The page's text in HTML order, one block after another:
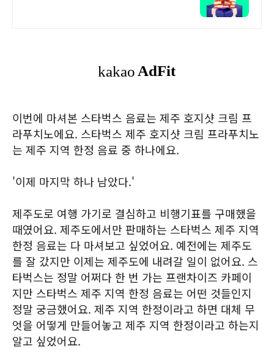
이번에 마셔본 스타벅스 음료는 제주 호지샷 크림 프
라푸치노에요. 스타벅스 제주 호지샷 크림 프라푸치노
는 제주 지역 한정 음료 중 하나에요.
'이제 마지막 하나 남았다.'
제주도로 여행 가기로 결심하고 비행기표를 구매했을
때였어요. 제주도에서만 판매하는 스타벅스 제주 지역
한정 음료는 다 마셔보고 싶었어요. 예전에는 제주도
를 잘 갔지만 이제는 제주도에 내려갈 일이 없어요. 스
타벅스는 정말 어쩌다 한 번 가는 프랜차이즈 카페이
지만 스타벅스 제주 지역 한정 음료는 어떤 것들인지
정말 궁금했어요. 제주 지역 한정이라고 하면 대체 무
엇을 어떻게 만들어놓고 제주 지역 한정이라고 하는지
알고 싶었어요.